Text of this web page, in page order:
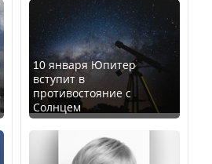
10 января Юпитер
вступит в
противостояние с
Солнцем